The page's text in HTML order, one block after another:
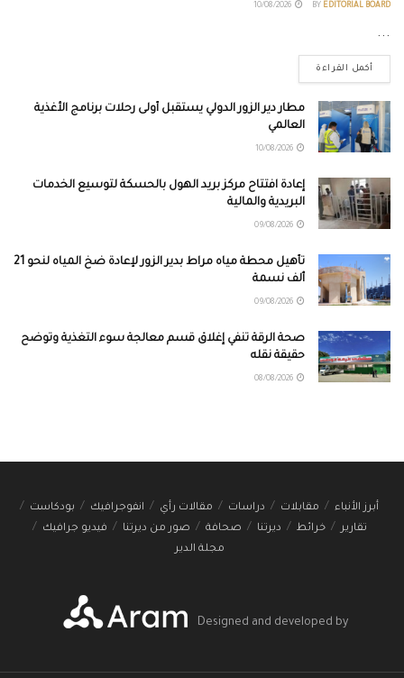
BY EDITORIAL BOARD
...
أكمل القراءة
مطار دير الزور الدولي يستقبل أولى رحلات برنامج الأغذية
العالمي
إعادة افتتاح مركز بريد الهول بالحسكة لتوسيع الخدمات
البريدية والمالية
تأهيل محطة مياه مراط بدير الزور لإعادة ضخ المياه لنحو 21
ألف نسمة
صحة الرقة تنفي إغلاق قسم معالجة سوء التغذية وتوضح
حقيقة نقله
أبرز الأنباء مقابلات دراسات مقالات رأي انفوجرافيك
بودكاست
تقارير
خرائط ديرتنا صحافة صور من ديرتنا
فيديو جرافيك
مجلة الدير
Designed and developed by